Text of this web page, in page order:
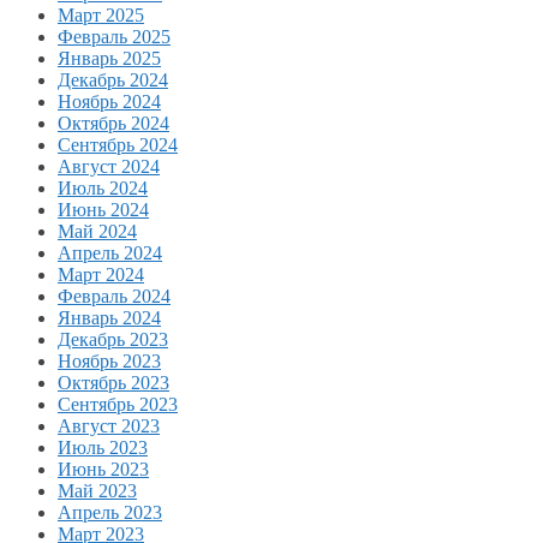
Март 2025
Февраль 2025
Январь 2025
Декабрь 2024
Ноябрь 2024
Октябрь 2024
Сентябрь 2024
Август 2024
Июль 2024
Июнь 2024
Май 2024
Апрель 2024
Март 2024
Февраль 2024
Январь 2024
Декабрь 2023
Ноябрь 2023
Октябрь 2023
Сентябрь 2023
Август 2023
Июль 2023
Июнь 2023
Май 2023
Апрель 2023
Март 2023